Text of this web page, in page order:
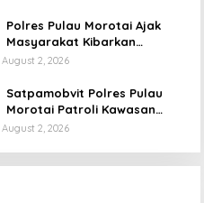
Fungsi
Polres Pulau Morotai Ajak
Masyarakat Kibarkan
Bendera Merah Putih Selama
August 2, 2026
Satpamobvit Polres Pulau
Morotai Patroli Kawasan
Wisata, Wujudkan Liburan
August 2, 2026